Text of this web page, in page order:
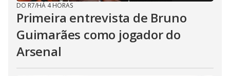
DO R7/HÁ 4 HORAS
Primeira entrevista de Bruno
Guimarães como jogador do
Arsenal